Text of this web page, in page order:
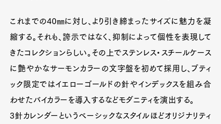
これまでの40㎜に対し、より引き締まったサイズに魅力を凝
縮する。それも、誇示ではなく、抑制によって個性を表現して
きたコレクションらしい。その上でステンレス・スチールケース
に艶やかなサーモンカラーの文字盤を初めて採用し、ブティ
ック限定ではイエローゴールドの針やインデックスを組み合
わせたバイカラーを導入するなどモダニティを演出する。
3針カレンダーというベーシックなスタイルほどオリジナリティ